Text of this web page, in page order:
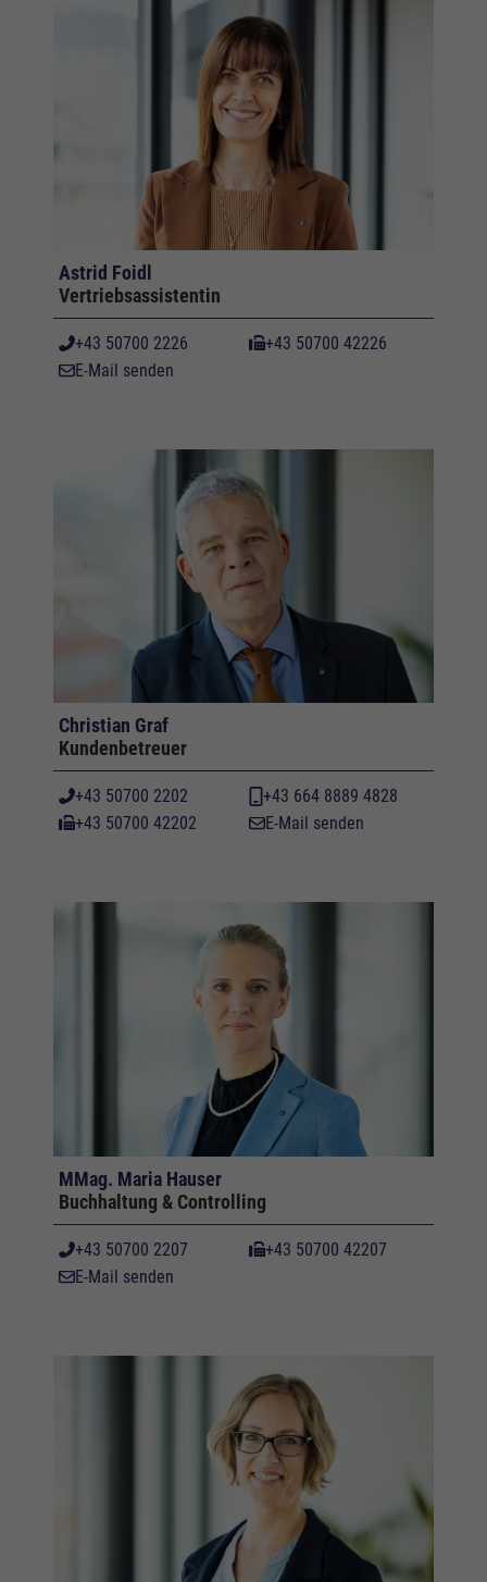
Astrid Foidl
Vertriebsassistentin
+43 50700 2226
+43 50700 42226
E-Mail senden
Christian Graf
Kundenbetreuer
+43 50700 2202
+43 664 8889 4828
+43 50700 42202
E-Mail senden
MMag. Maria Hauser
Buchhaltung & Controlling
+43 50700 2207
+43 50700 42207
E-Mail senden